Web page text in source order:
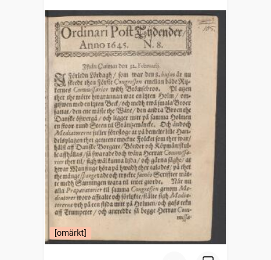
[omärkt]